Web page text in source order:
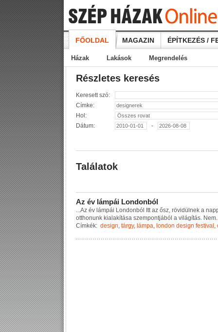
FŐOLDAL MAGAZIN ÉPÍTKEZÉS /
Házak Lakások Megrendelés
Részletes keresés
Keresett szó:
Címke:
Hol:
Dátum:
-
Találatok
Az év lámpái Londonból
...Az év ámpái Londonbó tt az ősz, rövidü ne k a nap
otthonun k kia akítása szempontjábó a vi ágítás. Nem
Címkék: design, tárgy, lámpa, london design festival ,